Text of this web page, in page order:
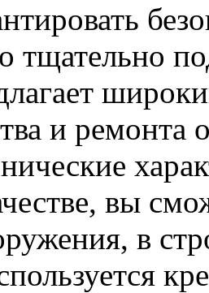
тщательно
и ремонта
вы
в